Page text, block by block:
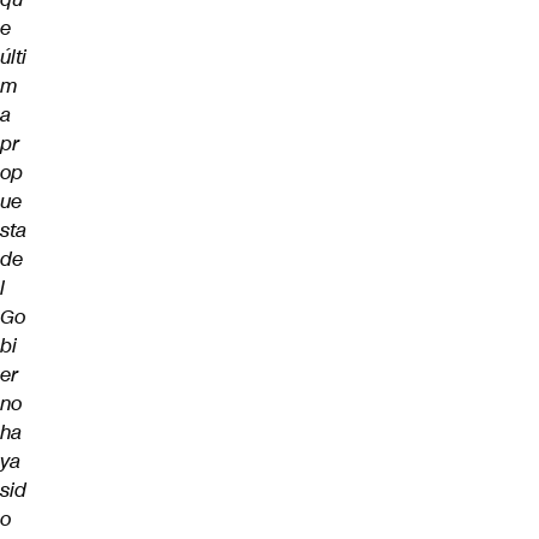
e
últi
m
a
pr
op
ue
sta
de
l
Go
bi
er
no
ha
ya
sid
o